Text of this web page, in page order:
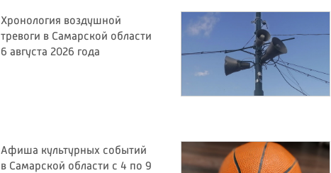
Хронология воздушной
тревоги в Самарской области
6 августа 2026 года
Афиша культурных событий
в Самарской области с 4 по 9